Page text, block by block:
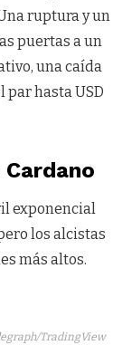
ruptura y un
puertas a un
una caída
par hasta USD
exponencial
los alcistas
más altos.
TradingView